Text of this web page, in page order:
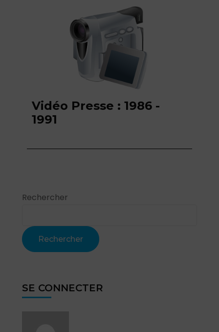
Vidéo Presse : 1986 -
1991
Rechercher
Rechercher
SE CONNECTER